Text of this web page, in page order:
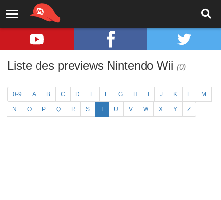
Liste des previews Nintendo Wii (0)
0-9 A B C D E F G H J K L M
N O P Q R S T U V W X Y Z